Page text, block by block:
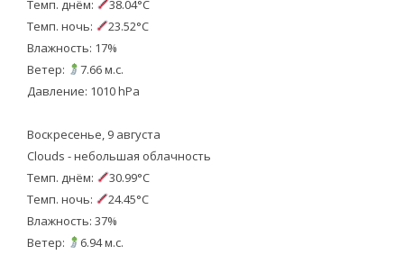
Темп. днём:
38.04°C
Темп. ночь:
23.52°C
Влажность: 17%
Ветер:
7.66 м.с.
Давление: 1010 hPa
Воскресенье, 9 августа
Clouds - небольшая облачность
Темп. днём:
30.99°C
Темп. ночь:
24.45°C
Влажность: 37%
Ветер:
6.94 м.с.